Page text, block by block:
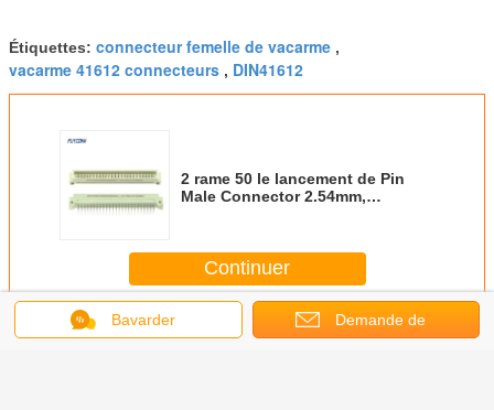
Étiquettes: connecteur femelle de vacarme ,
vacarme 41612 connecteurs , DIN41612
2 rame 50 le lancement de Pin
Male Connector 2.54mm,
Continuer
Plus Connecteur DIN 41612
Bavarder Demande de